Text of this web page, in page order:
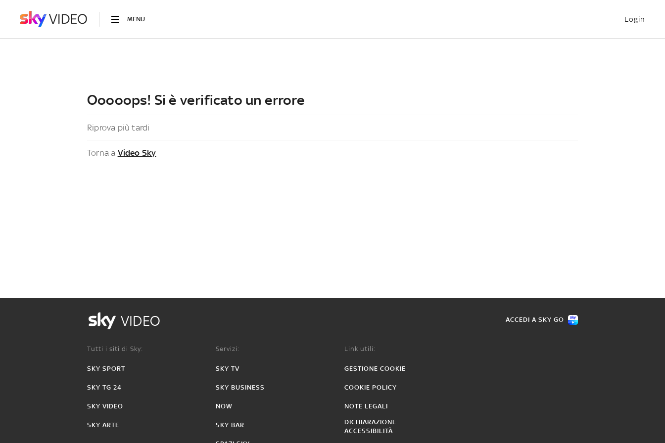
MENU Login
Ooooops! Si è verificato un errore
Riprova più tardi
Torna a Video Sky
VIDEO ACCEDI A SKY GO
Tutti i siti di Sky:
SKY SPORT
SKY TG 24
SKY VIDEO
SKY ARTE
Servizi:
SKY TV
SKY BUSINESS
NOW
SKY BAR
Link utili:
GESTIONE COOKIE
COOKIE POLICY
NOTE LEGALI
DICHIARAZIONE
ACCESSIBILITÀ